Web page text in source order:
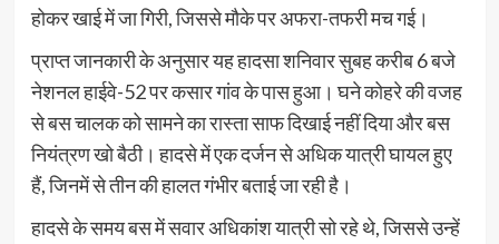
होकर खाई में जा गिरी, जिससे मौके पर अफरा-तफरी मच गई।
प्राप्त जानकारी के अनुसार यह हादसा शनिवार सुबह करीब 6 बजे
नेशनल हाईवे-52 पर कसार गांव के पास हुआ। घने कोहरे की वजह
से बस चालक को सामने का रास्ता साफ दिखाई नहीं दिया और बस
नियंत्रण खो बैठी। हादसे में एक दर्जन से अधिक यात्री घायल हुए
हैं, जिनमें से तीन की हालत गंभीर बताई जा रही है।
हादसे के समय बस में सवार अधिकांश यात्री सो रहे थे, जिससे उन्हें